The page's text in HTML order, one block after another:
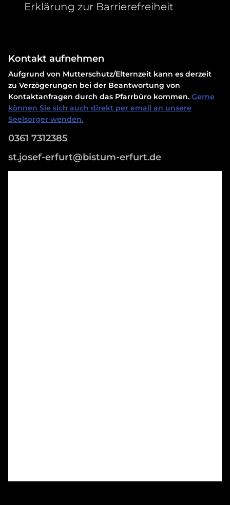
Erklärung zur Barrierefreiheit
Kontakt aufnehmen
Aufgrund von Mutterschutz/Elternzeit kann es derzeit
zu Verzögerungen bei der Beantwortung von
Kontaktanfragen durch das Pfarrbüro kommen. Gerne
können Sie sich auch direkt per email an unsere
Seelsorger wenden.
0361 7312385
st.josef-erfurt@bistum-erfurt.de